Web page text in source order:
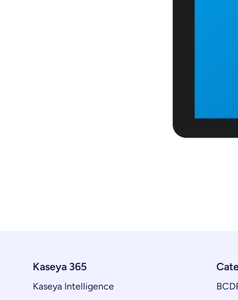
Kaseya 365
Kaseya Intelligence